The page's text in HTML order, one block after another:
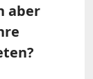
aber